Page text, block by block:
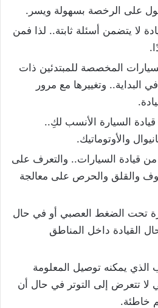
على الرخصة بسهولة ويسر.
لا يتضمن أسئلة ثابتة.. لذا فمن
المخصصة للمبتدئين ذات
البداية.. وتغييرها مع مرور
السيارة الأنسب لكِ..
والأوتوماتيك.
قيادة السيارات.. والتعرف على
والقلق والحرص على معالجة
تحت الضغط العصبي أو في حال
القيادة داخل المناطق
الذي يمكنه توصيل المعلومة
تتعرض إلى التوتر في حال أن
خاطئة.